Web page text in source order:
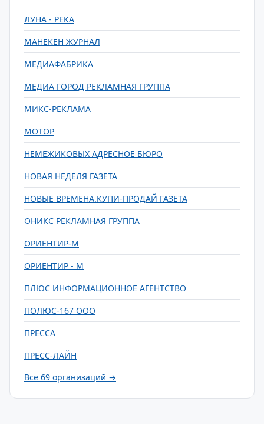
ЛУНА - РЕКА
МАНЕКЕН ЖУРНАЛ
МЕДИАФАБРИКА
МЕДИА ГОРОД РЕКЛАМНАЯ ГРУППА
МИКС-РЕКЛАМА
МОТОР
НЕМЕЖИКОВЫХ АДРЕСНОЕ БЮРО
НОВАЯ НЕДЕЛЯ ГАЗЕТА
НОВЫЕ ВРЕМЕНА.КУПИ-ПРОДАЙ ГАЗЕТА
ОНИКС РЕКЛАМНАЯ ГРУППА
ОРИЕНТИР-М
ОРИЕНТИР - М
ПЛЮС ИНФОРМАЦИОННОЕ АГЕНТСТВО
ПОЛЮС-167 ООО
ПРЕССА
ПРЕСС-ЛАЙН
Все 69 организаций →